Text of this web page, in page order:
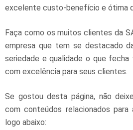
excelente custo-benefício e ótima
Faça como os muitos clientes da
empresa que tem se destacado
seriedade e qualidade o que
com excelência para seus clientes.
Se gostou desta página, não
com conteúdos relacionados para
logo abaixo: